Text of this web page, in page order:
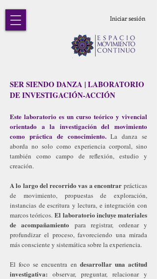
Iniciar sesión
SER SIENDO DANZA | LABORATORIO
DE INVESTIGACIÓN-ACCIÓN
Este laboratorio es un curso teórico y vivencial
orientado a la investigación del movimiento
como práctica de conocimiento. La danza se
aborda no solo como experiencia corporal, sino
también como campo de reflexión, estudio y
creación.
A lo largo del recorrido vas a encontrarprácticas
de movimiento, propuestas de exploración,
instancias de escritura y lectura, e integración con
marcos teóricos.El laboratorio incluye materiales
de acompañamiento para registrar, ordenar y
profundizar el proceso, favoreciendo una mirada
más consciente y sistemática sobre la experiencia.
El foco se encuentra en desarrollar una actitud
investigativa: observar, preguntar, relacionar y